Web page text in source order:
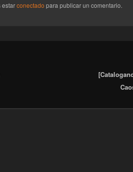
estarconectado para publicar un comentario.